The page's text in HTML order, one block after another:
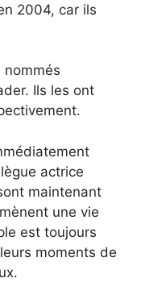
2004, car ils
Ils les ont
actrice
maintenant
une vie
est toujours
moments de